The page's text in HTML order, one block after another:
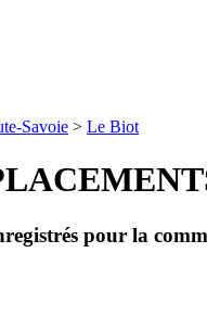
Savoie > Le Biot
pour la